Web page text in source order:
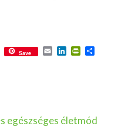
Save EmailLinkedIn
egészséges életmód